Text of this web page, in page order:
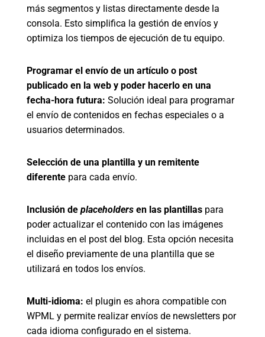
más segmentos y listas directamente desde la
consola. Esto simplifica la gestión de envíos y
optimiza los tiempos de ejecución de tu equipo.
Programar el envío de un artículo o post
publicado en la web y poder hacerlo en una
fecha-hora futura: Solución ideal para programar
el envío de contenidos en fechas especiales o a
usuarios determinados.
Selección de una plantilla y un remitente
diferente para cada envío.
Inclusión de placeholders en las plantillas para
poder actualizar el contenido con las imágenes
incluidas en el post del blog. Esta opción necesita
el diseño previamente de una plantilla que se
utilizará en todos los envíos.
Multi-idioma: el plugin es ahora compatible con
WPML y permite realizar envíos de newsletters por
cada idioma configurado en el sistema.